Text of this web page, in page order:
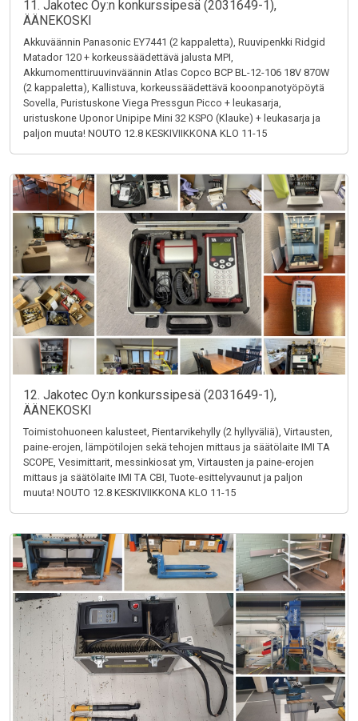
11. Jakotec Oy:n konkurssipesä (2031649-1),
ÄÄNEKOSKI
Akkuväännin Panasonic EY7441 (2 kappaletta), Ruuvipenkki Ridgid
Matador 120 + korkeussäädettävä jalusta MPI,
Akkumomenttiruuvinväännin Atlas Copco BCP BL-12-106 18V 870W
(2 kappaletta), Kallistuva, korkeussäädettävä kooonpanotyöpöytä
Sovella, Puristuskone Viega Pressgun Picco + leukasarja,
uristuskone Uponor Unipipe Mini 32 KSPO (Klauke) + leukasarja ja
paljon muuta! NOUTO 12.8 KESKIVIIKKONA KLO 11-15
12. Jakotec Oy:n konkurssipesä (2031649-1),
ÄÄNEKOSKI
Toimistohuoneen kalusteet, Pientarvikehylly (2 hyllyväliä), Virtausten,
paine-erojen, lämpötilojen sekä tehojen mittaus ja säätölaite IMI TA
SCOPE, Vesimittarit, messinkiosat ym, Virtausten ja paine-erojen
mittaus ja säätölaite IMI TA CBI, Tuote-esittelyvaunut ja paljon
muuta! NOUTO 12.8 KESKIVIIKKONA KLO 11-15